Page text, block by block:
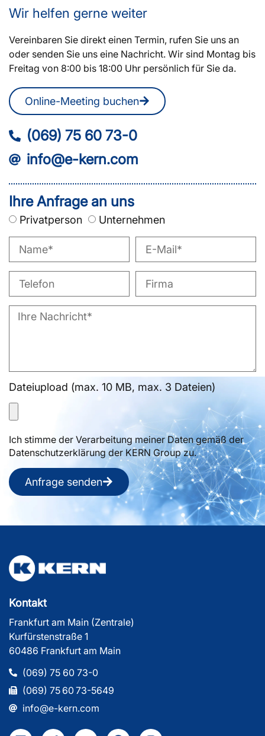
Wir helfen gerne weiter
Vereinbaren Sie direkt einen Termin, rufen Sie uns an
oder senden Sie uns eine Nachricht. Wir sind Montag bis
Freitag von 8:00 bis 18:00 Uhr persönlich für Sie da.
Online-Meeting buchen
(069) 75 60 73-0
info@e-kern.com
Ihre Anfrage an uns
Privatperson Unternehmen
Dateiupload (max. 10 MB, max. 3 Dateien)
Ich stimme der Verarbeitung meiner Daten gemäß der
Datenschutzerklärung der KERN Group zu.
Anfrage senden
Kontakt
Frankfurt am Main (Zentrale)
Kurfürstenstraße 1
60486 Frankfurt am Main
(069) 75 60 73-0
(069) 75 60 73-5649
info@e-kern.com